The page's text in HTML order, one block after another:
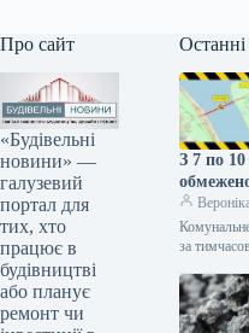
Про сайт
«Будівельні
новини» —
галузевий
портал для
тих, хто
працює в
будівництві
або планує
ремонт чи
З 7 по 10
(схема)
за
плануванні
11:56